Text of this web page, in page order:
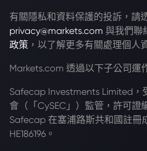
有關隱私和資料保護的投訴，請
privacy@markets.com 與我們聯
政策 ，以了解更多有關處理個人
Markets.com 透過以下子公司運
Safecap Investments Limited，
會（「CySEC」）監管，許可證
Safecap 在塞浦路斯共和國註冊
HE186196。